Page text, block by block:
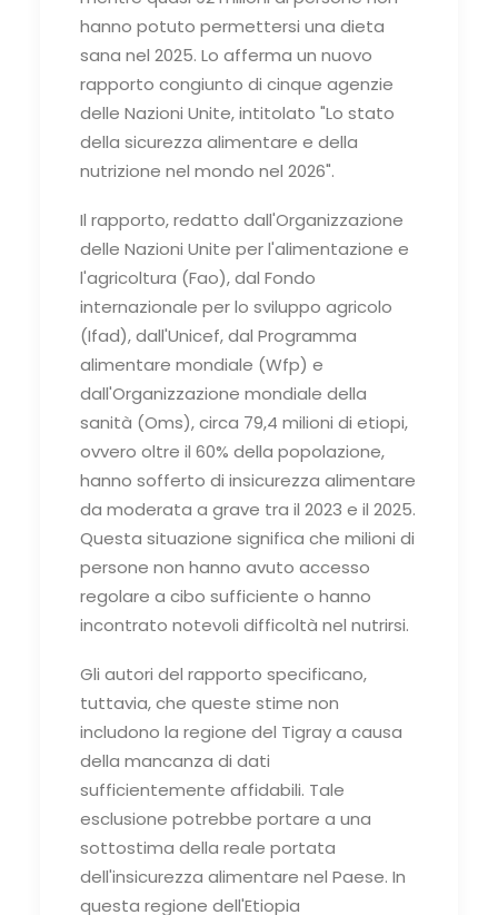
hanno potuto permettersi una dieta
sana nel 2025. Lo afferma un nuovo
rapporto congiunto di cinque agenzie
delle Nazioni Unite, intitolato "Lo stato
della sicurezza alimentare e della
nutrizione nel mondo nel 2026".
Il rapporto, redatto dall'Organizzazione
delle Nazioni Unite per l'alimentazione e
l'agricoltura (Fao), dal Fondo
internazionale per lo sviluppo agricolo
(Ifad), dall'Unicef, dal Programma
alimentare mondiale (Wfp) e
dall'Organizzazione mondiale della
sanità (Oms), circa 79,4 milioni di etiopi,
ovvero oltre il 60% della popolazione,
hanno sofferto di insicurezza alimentare
da moderata a grave tra il 2023 e il 2025.
Questa situazione significa che milioni di
persone non hanno avuto accesso
regolare a cibo sufficiente o hanno
incontrato notevoli difficoltà nel nutrirsi.
Gli autori del rapporto specificano,
tuttavia, che queste stime non
includono la regione del Tigray a causa
della mancanza di dati
sufficientemente affidabili. Tale
esclusione potrebbe portare a una
sottostima della reale portata
dell'insicurezza alimentare nel Paese. In
questa regione dell'Etiopia